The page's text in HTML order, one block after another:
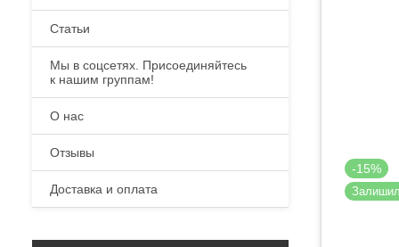
-15%
Статьи
Мы в соцсетях. Присоединяйтесь
к нашим группам!
О нас
Отзывы
Доставка и оплата